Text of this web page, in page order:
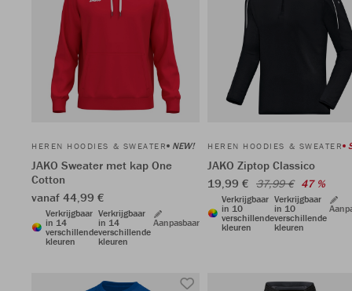
HEREN HOODIES & SWEATER NEW!
JAKO Sweater met kap One
Cotton
vanaf 44,99 €
Verkrijgbaar
in 14
verschillende
kleuren
Verkrijgbaar
in 14
verschillende
kleuren
Aanpasbaar
HEREN HOODIES & SWEATER
JAKO Ziptop Classico
19,99 € 37,99 € 47 %
Verkrijgbaar
in 10
verschillende
kleuren
Verkrijgbaar
in 10
verschillende
kleuren